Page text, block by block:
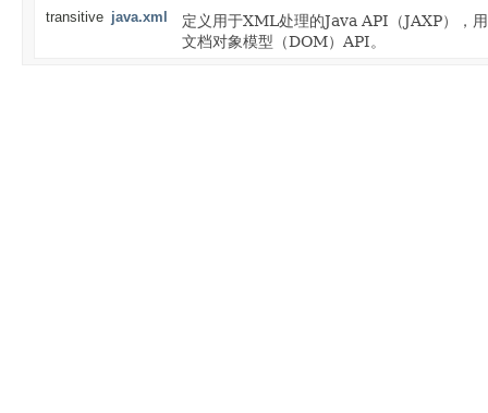
transitive java.xml
定义用于XML处理的Java API（JAXP）
文档对象模型（DOM）API。